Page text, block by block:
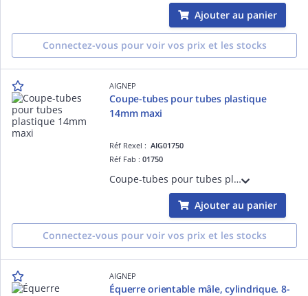
Ajouter au panier
Connectez-vous pour voir vos prix et les stocks
AIGNEP
Coupe-tubes pour tubes plastique
14mm maxi
Réf Rexel :AIG01750
Réf Fab :01750
Coupe-tubes pour tubes plastique 14mm maxi
Ajouter au panier
Connectez-vous pour voir vos prix et les stocks
AIGNEP
Équerre orientable mâle, cylindrique. 8-